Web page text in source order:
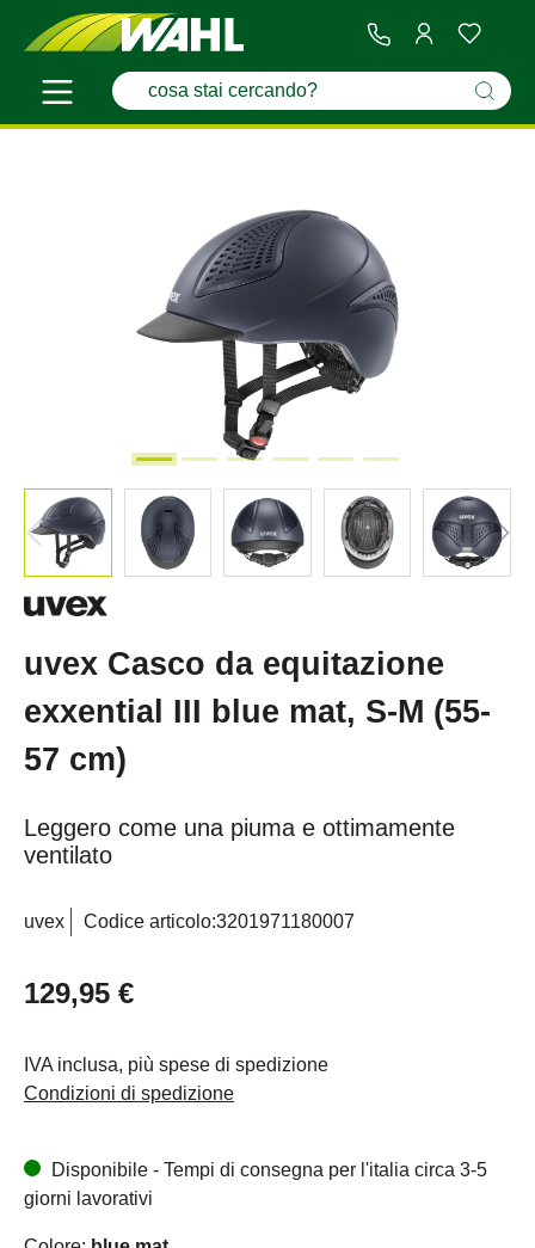
uvex Casco da equitazione
exxential III blue mat, S-M (55-
57 cm)
Leggero come una piuma e ottimamente
ventilato
uvex Codice articolo:3201971180007
129,95 €
IVA inclusa, più spese di spedizione
Condizioni di spedizione
Disponibile - Tempi di consegna per l'italia circa 3-5
giorni lavorativi